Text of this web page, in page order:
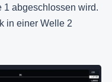
1 abgeschlossen wird.
in einer Welle 2